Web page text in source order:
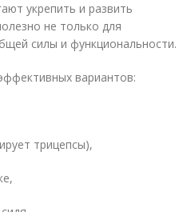
укрепить и развить
не только для
силы и функциональности.
вариантов:
трицепсы),